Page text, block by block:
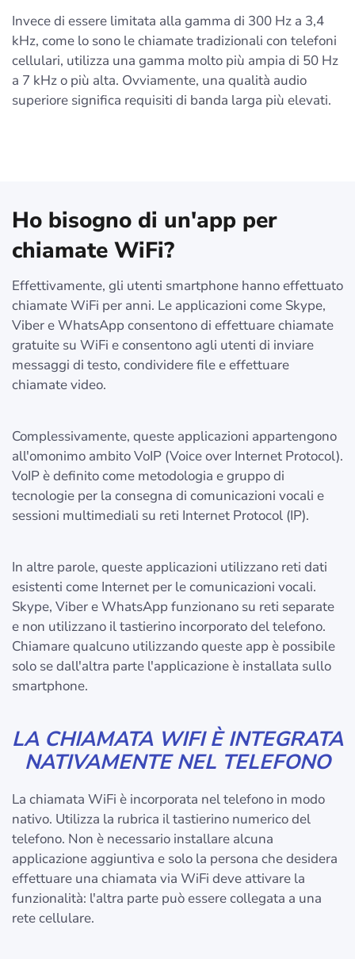
Invece di essere limitata alla gamma di 300 Hz a 3,4
kHz, come lo sono le chiamate tradizionali con telefoni
cellulari, utilizza una gamma molto più ampia di 50 Hz
a 7 kHz o più alta. Ovviamente, una qualità audio
superiore significa requisiti di banda larga più elevati.
Ho bisogno di un'app per
chiamate WiFi?
Effettivamente, gli utenti smartphone hanno effettuato
chiamate WiFi per anni. Le applicazioni come Skype,
Viber e WhatsApp consentono di effettuare chiamate
gratuite su WiFi e consentono agli utenti di inviare
messaggi di testo, condividere file e effettuare
chiamate video.
Complessivamente, queste applicazioni appartengono
all'omonimo ambito VoIP (Voice over Internet Protocol).
VoIP è definito come metodologia e gruppo di
tecnologie per la consegna di comunicazioni vocali e
sessioni multimediali su reti Internet Protocol (IP).
In altre parole, queste applicazioni utilizzano reti dati
esistenti come Internet per le comunicazioni vocali.
Skype, Viber e WhatsApp funzionano su reti separate
e non utilizzano il tastierino incorporato del telefono.
Chiamare qualcuno utilizzando queste app è possibile
solo se dall'altra parte l'applicazione è installata sullo
smartphone.
LA CHIAMATA WIFI È INTEGRATA
NATIVAMENTE NEL TELEFONO
La chiamata WiFi è incorporata nel telefono in modo
nativo. Utilizza la rubrica il tastierino numerico del
telefono. Non è necessario installare alcuna
applicazione aggiuntiva e solo la persona che desidera
effettuare una chiamata via WiFi deve attivare la
funzionalità: l'altra parte può essere collegata a una
rete cellulare.